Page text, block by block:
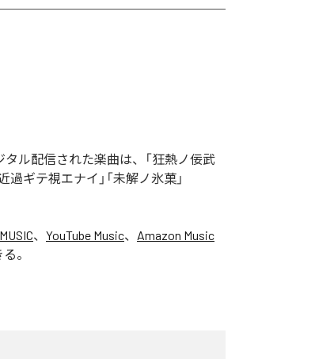
ル配信された楽曲は、「狂熱ノ佞武
過ギテ視エナイ」「未解ノ氷菓」
、 YouTube Music、 Amazon Music
。